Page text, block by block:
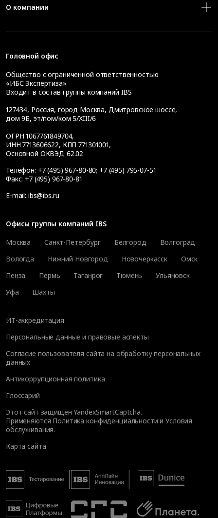
О компании
Головной офис
Общество с ограниченной ответственностью
«ИБС Экспертиза»
Входит в состав группы компаний IBS
127434, Россия, город Москва, Дмитровское шоссе,
дом 9Б, эт/пом/ком 5/XIII/6
ОГРН 1067761849704,
ИНН 7713606622, КПП 771301001,
Основной ОКВЭД 62.02
Телефон: +7 (495) 967-80-80; +7 (495) 795-07-51
Факс: +7 (495) 967-80-81
E-mail: ibs@ibs.ru
Офисы группы компаний IBS
Москва
Санкт-Петербург Белгород
Волгоград
Вологда
Нижний Новгород Новочеркасск
Омск
Пенза
Пермь Таганрог Тюмень
Ульяновск
Уфа
Шахты
ИТ-аккредитация
Персональные данные и правовые аспекты
Согласие пользователя сайта на обработку персональных
данных
Антикоррупционная политика
Глоссарий
Этот сайт защищен YandexSmartCaptcha.
Применяются Политика конфиденциальности иУсловия
обслуживания.
Карта сайта